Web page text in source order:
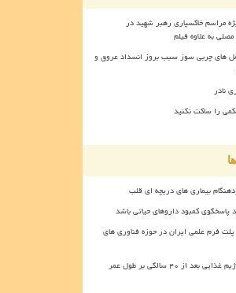
تخت ویژه مراسم خاکسپاری رهبر شهید در
به علاوه فیلم
های چربی سوز سبب بروز انسداد عروق و
را ساکت نکنید
بیماری های دریچه ای قلب
پاسخگوی کمبود داروهای حیاتی باشد
فرم علمی ایران در حوزه فناوری های
از ۴۰ سالگی بر طول عمر